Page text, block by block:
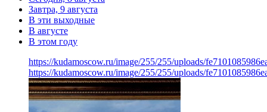
Завтра, 9 августа
В эти выходные
В августе
В этом году
https://kudamoscow.ru/image/255/255/uploads/
https://kudamoscow.ru/image/255/255/uploads/